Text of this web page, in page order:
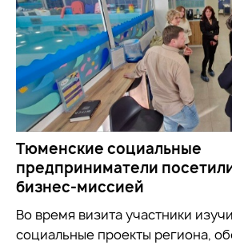
Тюменские социальные
предприниматели
бизнес-миссией
Во время визита участники
социальные проекты региона,